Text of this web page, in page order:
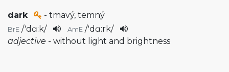
dark - tmavý, temný
BrE /'dɑ:k/ AmE /'dɑ:rk/
adjective - without light and brightness